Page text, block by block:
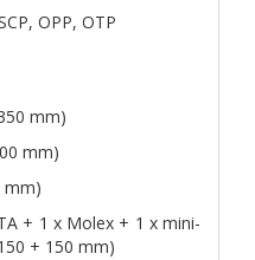
OPP, OTP
mm)
mm)
mm)
+ 1 x Molex + 1 x mini-
+ 150 mm)